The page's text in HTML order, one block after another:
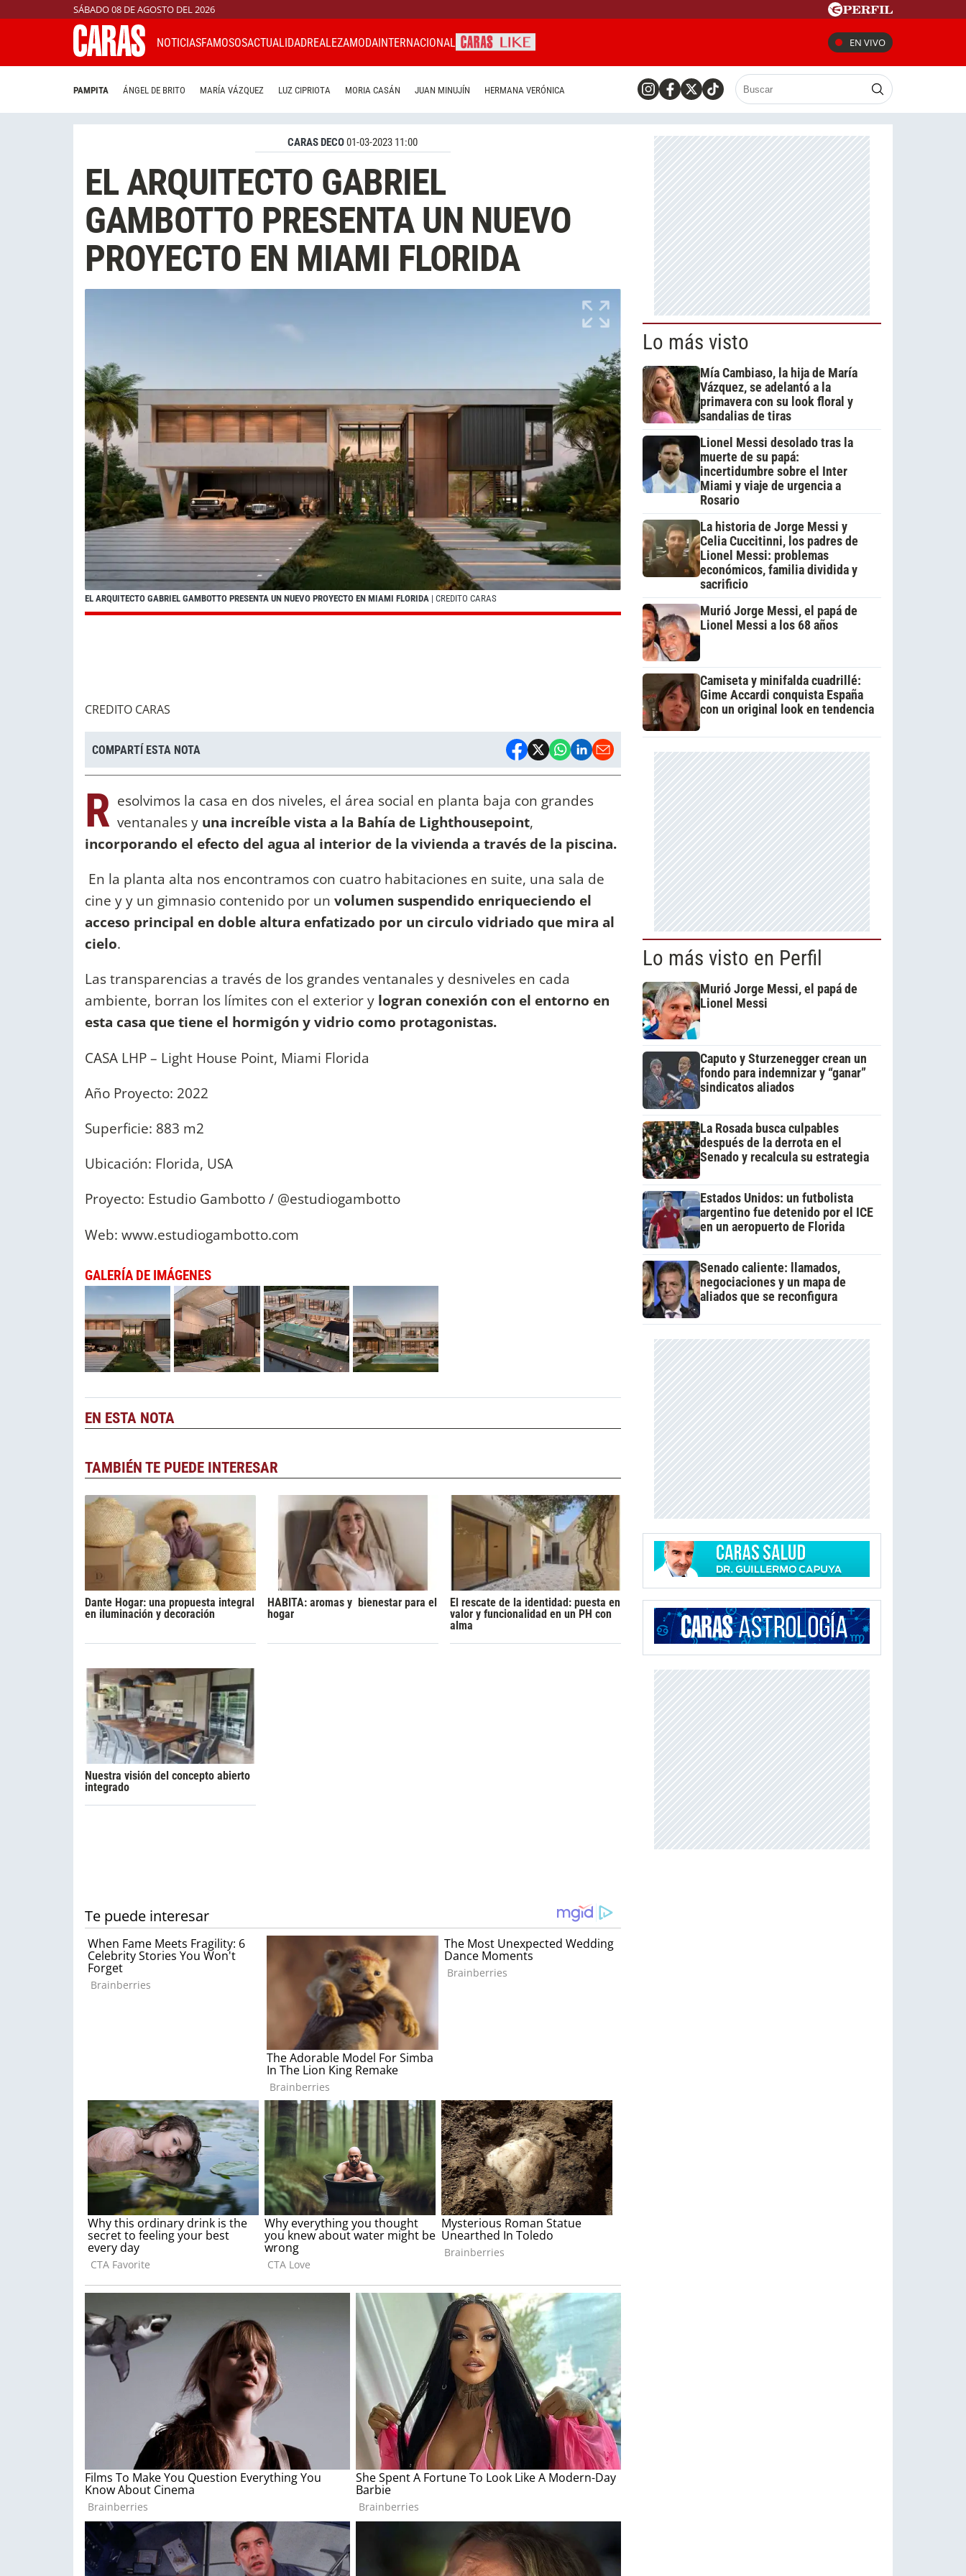
SÁBADO 08 DE AGOSTO DEL 2026
NOTICIASFAMOSOSACTUALIDADREALEZAMODAINTERNACIONAL EN VIVO
PAMPITA ÁNGEL DE BRITO MARÍA VÁZQUEZ LUZ CIPRIOTA MORIA CASÁN JUAN MINUJÍN HERMANA VERÓNICA
CARAS DECO01-03-2023 11:00
EL ARQUITECTO GABRIEL
GAMBOTTO PRESENTA UN NUEVO
PROYECTO EN MIAMI FLORIDA
EL ARQUITECTO GABRIEL GAMBOTTO PRESENTA UN NUEVO PROYECTO EN MIAMI FLORIDA | CREDITO CARAS
CREDITO CARAS
COMPARTÍ ESTA NOTA
R esolvimos la casa en dos niveles, el área social en planta baja con grandes
ventanales y una increíble vista a la Bahía de Lighthousepoint,
incorporando el efecto del agua al interior de la vivienda a través de la piscina.
En la planta alta nos encontramos con cuatro habitaciones en suite, una sala de
cine y y un gimnasio contenido por un volumen suspendido enriqueciendo el
acceso principal en doble altura enfatizado por un circulo vidriado que mira al
cielo.
Las transparencias a través de los grandes ventanales y desniveles en cada
ambiente, borran los límites con el exterior y logran conexión con el entorno en
esta casa que tiene el hormigón y vidrio como protagonistas.
CASA LHP – Light House Point, Miami Florida
Año Proyecto: 2022
Superficie: 883 m2
Ubicación: Florida, USA
Proyecto: Estudio Gambotto / @estudiogambotto
Web: www.estudiogambotto.com
GALERÍA DE IMÁGENES
EN ESTA NOTA
TAMBIÉN TE PUEDE INTERESAR
Dante Hogar: una propuesta integral
en iluminación y decoración
HABITA: aromas y bienestar para el
hogar
El rescate de la identidad: puesta en
valor y funcionalidad en un PH con
alma
Nuestra visión del concepto abierto
integrado
Lo más visto
Mía Cambiaso, la hija de María
Vázquez, se adelantó a la
primavera con su look floral y
sandalias de tiras
Lionel Messi desolado tras la
muerte de su papá:
incertidumbre sobre el Inter
Miami y viaje de urgencia a
Rosario
La historia de Jorge Messi y
Celia Cuccitinni, los padres de
Lionel Messi: problemas
económicos, familia dividida y
sacrificio
Murió Jorge Messi, el papá de
Lionel Messi a los 68 años
Camiseta y minifalda cuadrillé:
Gime Accardi conquista España
con un original look en tendencia
Lo más visto en Perfil
Murió Jorge Messi, el papá de
Lionel Messi
Caputo y Sturzenegger crean un
fondo para indemnizar y “ganar”
sindicatos aliados
La Rosada busca culpables
después de la derrota en el
Senado y recalcula su estrategia
Estados Unidos: un futbolista
argentino fue detenido por el ICE
en un aeropuerto de Florida
Senado caliente: llamados,
negociaciones y un mapa de
aliados que se reconfigura